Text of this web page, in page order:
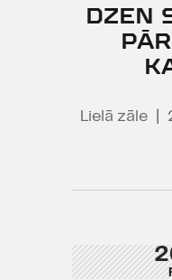
DZEN
Lielā zāle